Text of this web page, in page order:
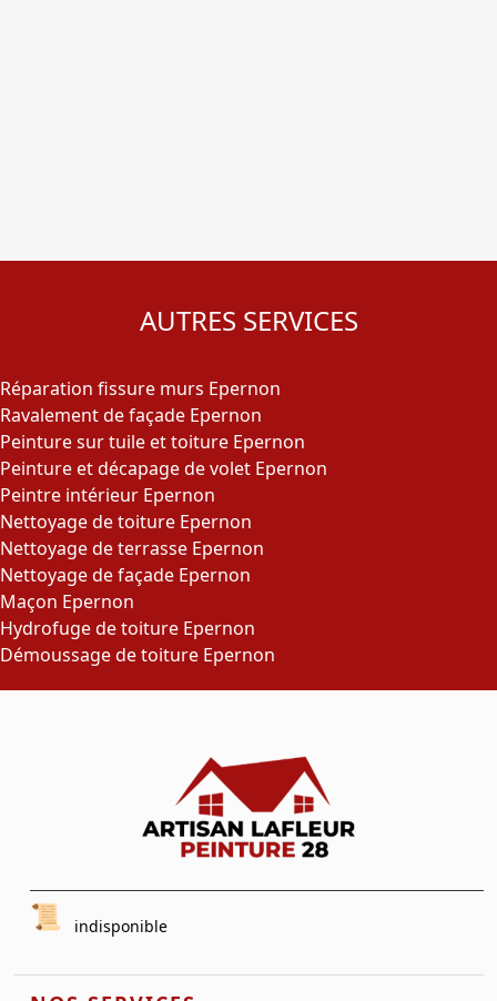
AUTRES SERVICES
Réparation fissure murs Epernon
Ravalement de façade Epernon
Peinture sur tuile et toiture Epernon
Peinture et décapage de volet Epernon
Peintre intérieur Epernon
Nettoyage de toiture Epernon
Nettoyage de terrasse Epernon
Nettoyage de façade Epernon
Maçon Epernon
Hydrofuge de toiture Epernon
Démoussage de toiture Epernon
indisponible